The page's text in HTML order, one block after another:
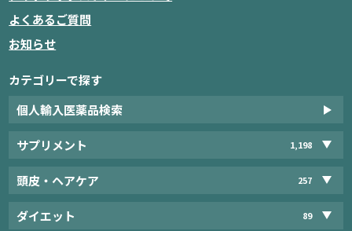
よくあるご質問
お知らせ
カテゴリーで探す
個人輸入医薬品検索
サプリメント 1,198
頭皮・ヘアケア 257
ダイエット 89